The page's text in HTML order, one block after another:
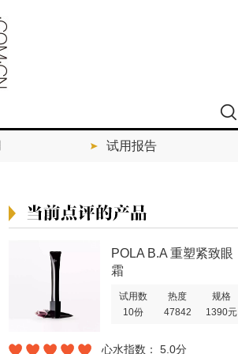
试用报告
POLA B.A 重塑紧致眼
霜
试用数
10份
热度
47842
规格
1390元
心水指数： 5.0分